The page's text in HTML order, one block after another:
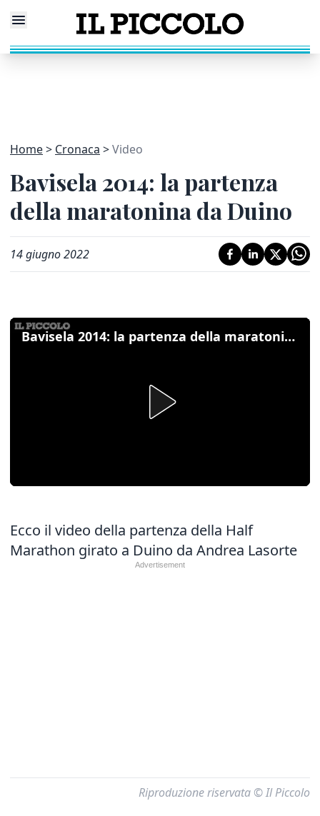
Home Cronaca Video
Bavisela 2014: la partenza
della maratonina da Duino
14 giugno 2022
Bavisela 2014: la partenza della maratonina da Duino
Ecco il video della partenza della Half
Marathon girato a Duino da Andrea Lasorte
Riproduzione riservata © Il Piccolo